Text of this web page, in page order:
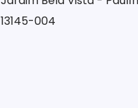
13145-004